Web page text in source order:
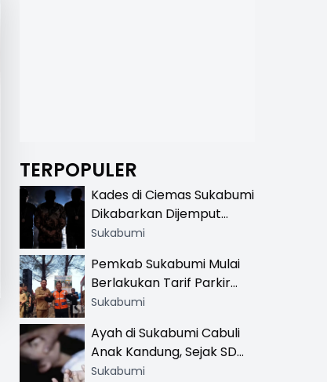
TERPOPULER
Kades di Ciemas Sukabumi
Dikabarkan Dijemput
Satnarkoba, Polisi
Sukabumi
Pemkab Sukabumi Mulai
Berlakukan Tarif Parkir
Resmi di 13 Lokasi Wisata,
Khusus
Sukabumi
Ayah di Sukabumi Cabuli
Anak Kandung, Sejak SD
Hingga SMA
Sukabumi